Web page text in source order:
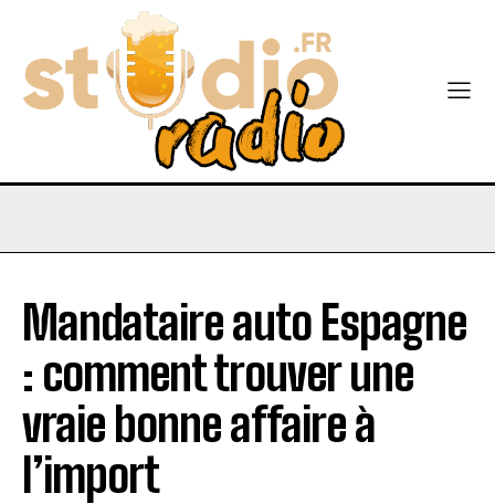
Mandataire auto Espagne
: comment trouver une
vraie bonne affaire à
l’import